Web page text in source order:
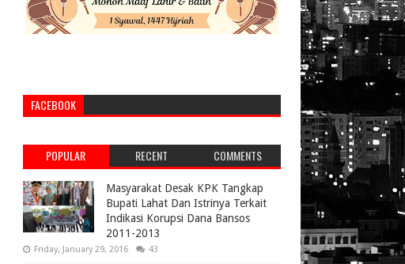
FACEBOOK
POPULAR RECENT COMMENTS
Masyarakat Desak KPK Tangkap
Bupati Lahat Dan Istrinya Terkait
Indikasi Korupsi Dana Bansos
2011-2013
Friday, January 29, 2016 43